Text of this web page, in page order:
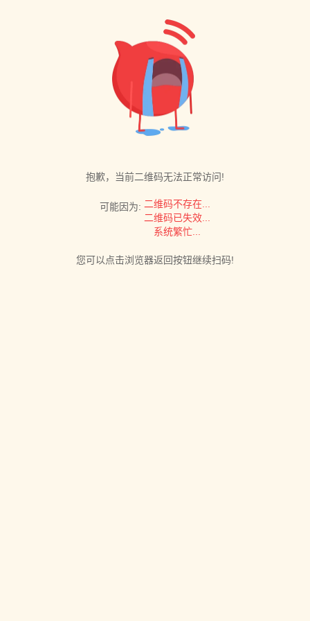
抱歉，当前二维码无法正常访问!
可能因为: 二维码不存在...
二维码已失效...
系统繁忙...
您可以点击浏览器返回按钮继续扫码!